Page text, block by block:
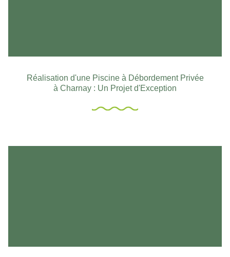
Réalisation d'une Piscine à Débordement Privée
à Charnay : Un Projet d'Exception